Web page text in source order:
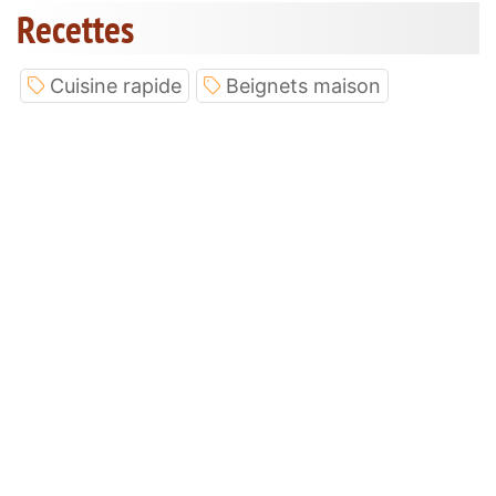
Recettes
Cuisine rapide Beignets maison